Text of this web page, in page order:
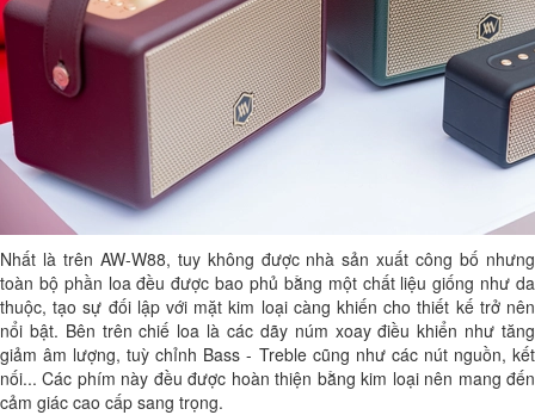
Nhất là trên AW-W88, tuy không được nhà sản xuất công bố nhưng
toàn bộ phần loa đều được bao phủ bằng một chất liệu giống như da
thuộc, tạo sự đối lập với mặt kim loại càng khiến cho thiết kế trở nên
nổi bật. Bên trên chiế loa là các dãy núm xoay điều khiển như tăng
giảm âm lượng, tuỳ chỉnh Bass - Treble cũng như các nút nguồn, kết
nối... Các phím này đều được hoàn thiện bằng kim loại nên mang đến
cảm giác cao cấp sang trọng.